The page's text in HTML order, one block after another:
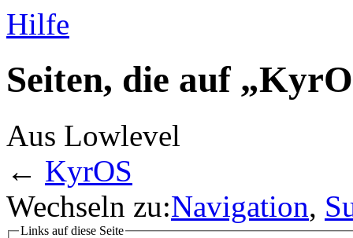
Hilfe
Seiten, die auf
Aus Lowlevel
← KyrOS
Wechseln zu:Navigation,
Links auf diese Seite